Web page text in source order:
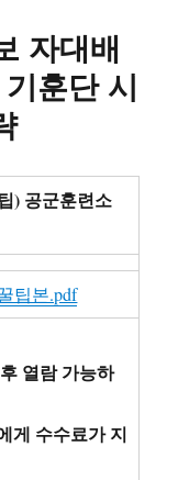
자대배
훈단 시
) 공군훈련소
팁본.pdf
열람 가능하
게 수수료가 지